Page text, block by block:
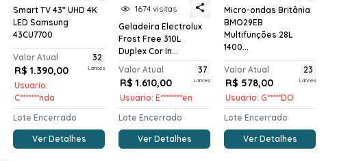
Smart TV 43” UHD 4K
LED Samsung
43CU7700
Valor Atual
R$ 1.390,00
Usuario:
C*******nda
32
Lances
Lote Encerrado
Ver Detalhes
1674 visitas
Geladeira Electrolux
Frost Free 310L
Duplex Cor In...
Valor Atual
R$ 1.610,00
Usuario: E********en
37
Lances
Lote Encerrado
Ver Detalhes
Micro-ondas Britânia
BMO29EB
Multifunções 28L
1400...
Valor Atual
R$ 578,00
Usuario: G*****DO
23
Lances
Lote Encerrado
Ver Detalhes